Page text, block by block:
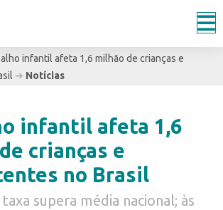
infantil afeta 1,6 milhão de crianças e
➔ Notícias
infantil afeta 1,6
crianças e
no Brasil
supera média nacional; às